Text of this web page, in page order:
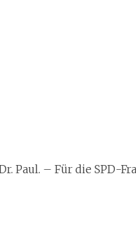
Paul. – Für die SPD-